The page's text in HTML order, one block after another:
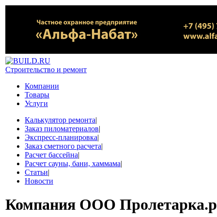
Строительство и ремонт
Компании
Товары
Услуги
Калькулятор ремонта|
Заказ пиломатериалов|
Экспресс-планировка|
Заказ сметного расчета|
Расчет бассейна|
Расчет сауны, бани, хаммама|
Статьи|
Новости
Компания ООО